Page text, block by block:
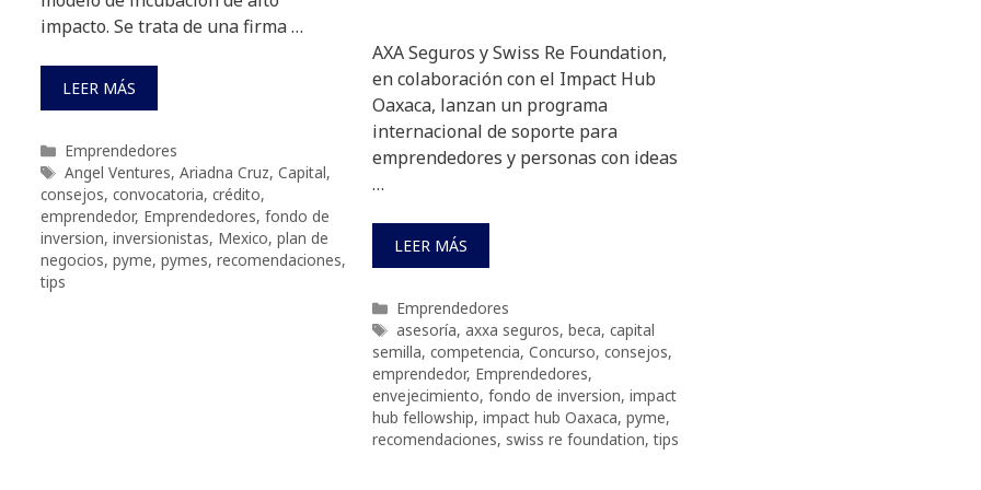
impacto. Se trata de una firma …
LEER MÁS
Categorías
Emprendedores
Etiquetas
Angel Ventures, Ariadna Cruz, Capital,
consejos, convocatoria, crédito,
emprendedor, Emprendedores, fondo de
inversion, inversionistas, Mexico, plan de
negocios, pyme, pymes, recomendaciones,
tips
AXA Seguros y Swiss Re Foundation,
en colaboración con el Impact Hub
Oaxaca, lanzan un programa
internacional de soporte para
emprendedores y personas con ideas
…
LEER MÁS
Categorías
Emprendedores
Etiquetas
asesoría, axxa seguros, beca, capital
semilla, competencia, Concurso, consejos,
emprendedor, Emprendedores,
envejecimiento, fondo de inversion, impact
hub fellowship, impact hub Oaxaca, pyme,
recomendaciones, swiss re foundation,tips